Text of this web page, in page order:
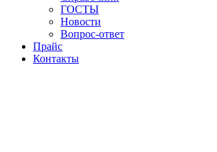
ГОСТЫ
Новости
Вопрос-ответ
Прайс
Контакты